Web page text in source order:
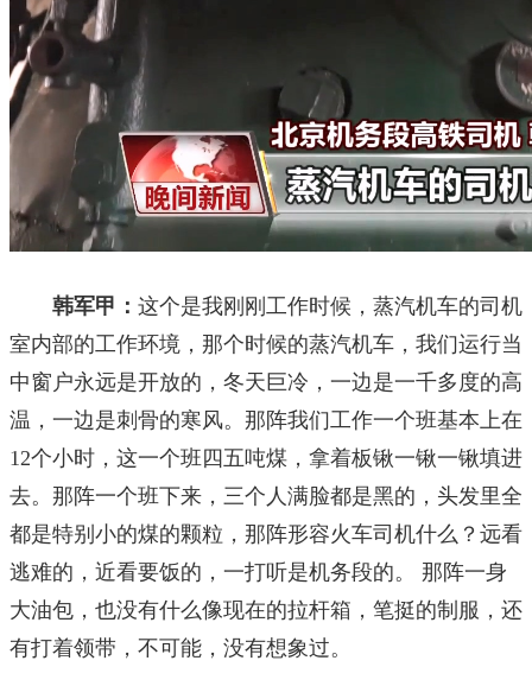
韩军甲： 这个是我刚刚工作时候，蒸汽机车的司机
室内部的工作环境，那个时候的蒸汽机车，我们运行当
中窗户永远是开放的，冬天巨冷，一边是一千多度的高
温，一边是刺骨的寒风。那阵我们工作一个班基本上在
12个小时，这一个班四五吨煤，拿着板锹一锹一锹填进
去。那阵一个班下来，三个人满脸都是黑的，头发里全
都是特别小的煤的颗粒，那阵形容火车司机什么？远看
逃难的，近看要饭的，一打听是机务段的。 那阵一身
大油包，也没有什么像现在的拉杆箱，笔挺的制服，还
有打着领带，不可能，没有想象过。